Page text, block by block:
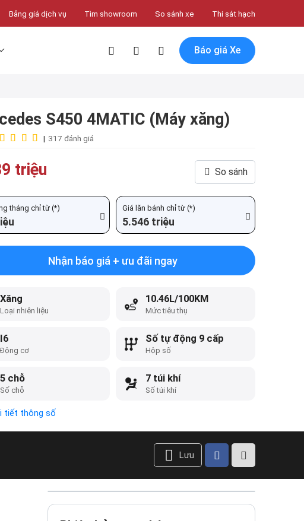
Bảng giá dịch vụ Tìm showroom So sánh xe Thi sát hạch
Báo giá Xe
S450 4MATIC (Máy xăng)
| 317 đánh giá
triệu So sánh
tháng chỉ từ (*) Giá lăn bánh chỉ từ (*)
5.546 triệu
Nhận báo giá + ưu đãi ngay
Loại nhiên liệu
Xăng
Mức tiêu thụ
10.46L/100KM
Động cơ
I6
Hộp số
Số tự động 9 cấp
Số chỗ
5 chỗ
Số túi khí
7 túi khí
tiết thông số
Lưu